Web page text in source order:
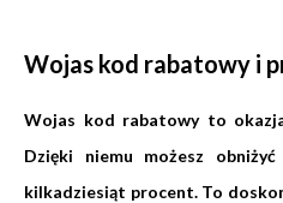
Wojas kod rabatowy i
Wojas kod rabatowy to
Dzięki niemu możesz
kilkadziesiąt procent. To